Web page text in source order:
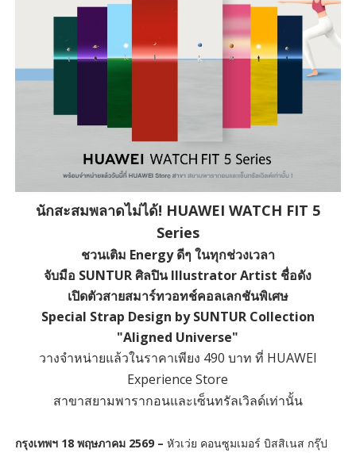
นักสะสมพลาดไม่ได้! HUAWEI WATCH FIT 5
Series
ชวนเติม Energy ดีๆ ในทุกช่วงเวลา
จับมือ SUNTUR ศิลปิน Illustrator Artist ชื่อดัง
เปิดตัวสายสมาร์ทวอทช์คอลเลกชันพิเศษ
Special Strap Design by SUNTUR Collection
"Aligned Universe"
วางจำหน่ายแล้วในราคาเพียง 490 บาท ที่ HUAWEI
Experience Store
สาขาสยามพารากอนและเซ็นทรัลเวิลด์เท่านั้น
กรุงเทพฯ 18 พฤษภาคม 2569 – หัวเว่ย คอนซูมเมอร์ บิสสิเนส กรุ๊ป